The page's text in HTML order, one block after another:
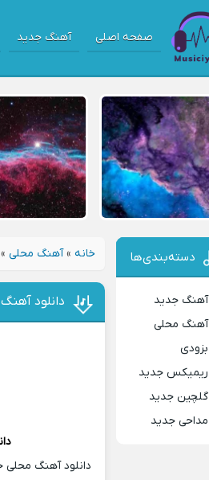
صفحه اصلی آهنگ جدید
خانه »آهنگ محلی
دانلود
دانلود آهنگ
دسته‌بندی‌ها
آهنگ جدید
آهنگ محلی
بزودی
ریمیکس جدید
گلچین جدید
مداحی جدید